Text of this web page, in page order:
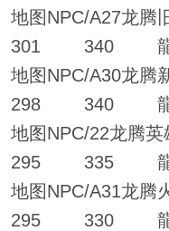
地图NPC/
301 340 龍腾
地图NPC/
298 340 龍腾
地图NPC/22
295 335 龍腾
地图NPC/
295 330 龍腾